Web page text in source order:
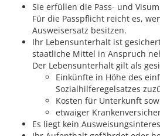
Sie erfüllen die Pass- und
Für die Passpflicht reicht es,
Ausweisersatz besitzen.
Ihr Lebensunterhalt ist
staatliche Mittel in Anspruch
Der Lebensunterhalt gilt als
Einkünfte in Höhe des
Sozialhilferegelsatzes
Kosten für Unterkunft
etwaiger
Es liegt kein